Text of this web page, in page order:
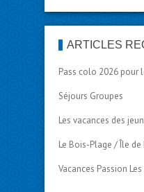
ARTICLES
Pass colo 2026 pour
Séjours Groupes
Les vacances des
Le Bois-Plage / Île de
Vacances Passion